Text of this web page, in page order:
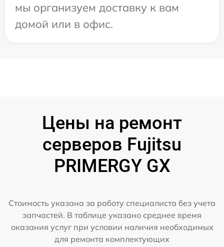
мы организуем доставку к вам
домой или в офис.
Цены на ремонт
серверов Fujitsu
PRIMERGY GX
Стоимость указана за работу специалиста без учета
запчастей. В таблице указано среднее время
оказания услуг при условии наличия необходимых
для ремонта комплектующих